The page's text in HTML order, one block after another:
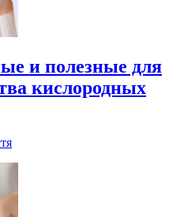
и полезные для
кислородных